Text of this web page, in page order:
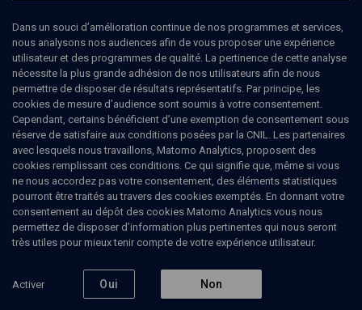
Directeur du B’nai B’rith
Alan Schneider est le directeur du centre B’nai B’rith à Jérusalem.
Ajouter Partager J’aime
Tous 2 Vidéos 2
Dans un souci d’amélioration continue de nos programmes et services,
nous analysons nos audiences afin de vous proposer une expérience
utilisateur et des programmes de qualité. La pertinence de cette analyse
nécessite la plus grande adhésion de nos utilisateurs afin de nous
permettre de disposer de résultats représentatifs. Par principe, les
cookies de mesure d’audience sont soumis à votre consentement.
Cependant, certains bénéficient d’une exemption de consentement sous
réserve de satisfaire aux conditions posées par la CNIL. Les partenaires
avec lesquels nous travaillons, Matomo Analytics, proposent des
cookies remplissant ces conditions. Ce qui signifie que, même si vous
ne nous accordez pas votre consentement, des éléments statistiques
pourront être traités au travers des cookies exemptés. En donnant votre
consentement au dépôt des cookies Matomo Analytics vous nous
permettez de disposer d’information plus pertinentes qui nous seront
très utiles pour mieux tenir compte de votre expérience utilisateur.
Activer Oui Non